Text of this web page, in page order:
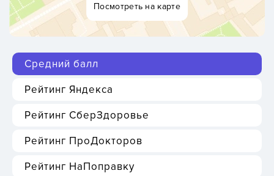
Посмотреть на карте
Средний балл
Рейтинг Яндекса
Рейтинг СберЗдоровье
Рейтинг ПроДокторов
Рейтинг НаПоправку